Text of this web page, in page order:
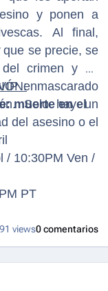
y ponen a
Al final,
que se precie, se
crimen y se
enmascarado
Solo hay un
del asesino o el
muerte en el
/ 10:30PM Ven /
PT
views0 comentarios